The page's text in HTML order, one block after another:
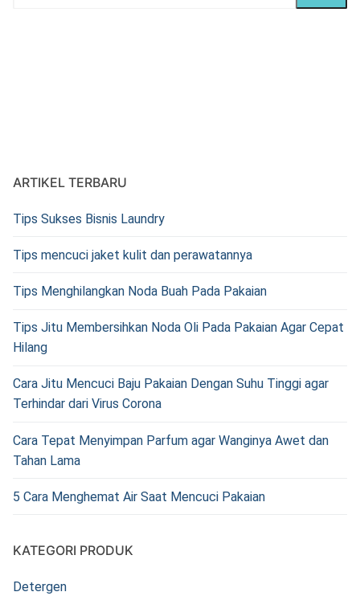
ARTIKEL TERBARU
Tips Sukses Bisnis Laundry
Tips mencuci jaket kulit dan perawatannya
Tips Menghilangkan Noda Buah Pada Pakaian
Tips Jitu Membersihkan Noda Oli Pada Pakaian Agar Cepat
Hilang
Cara Jitu Mencuci Baju Pakaian Dengan Suhu Tinggi agar
Terhindar dari Virus Corona
Cara Tepat Menyimpan Parfum agar Wanginya Awet dan
Tahan Lama
5 Cara Menghemat Air Saat Mencuci Pakaian
KATEGORI PRODUK
Detergen